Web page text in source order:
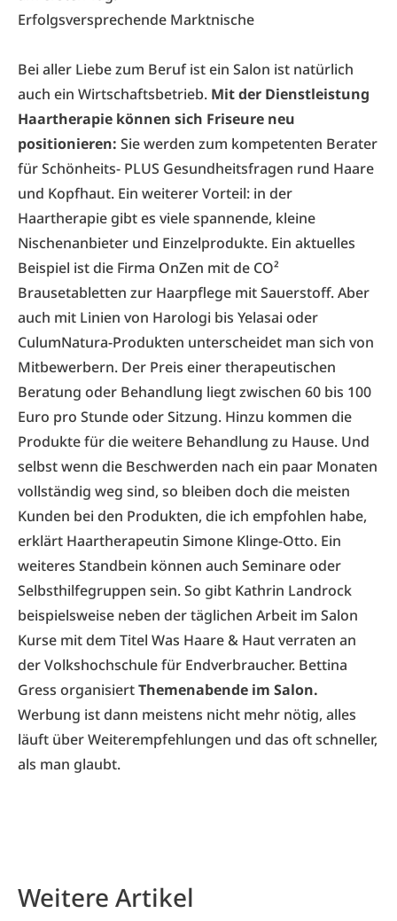
Erfolgsversprechende Marktnische
Bei aller Liebe zum Beruf ist ein Salon ist natürlich
auch ein Wirtschaftsbetrieb. Mit der Dienstleistung
Haartherapie können sich Friseure neu
positionieren: Sie werden zum kompetenten Berater
für Schönheits- PLUS Gesundheitsfragen rund Haare
und Kopfhaut. Ein weiterer Vorteil: in der
Haartherapie gibt es viele spannende, kleine
Nischenanbieter und Einzelprodukte. Ein aktuelles
Beispiel ist die Firma OnZen mit de CO²
Brausetabletten zur Haarpflege mit Sauerstoff. Aber
auch mit Linien von Harologi bis Yelasai oder
CulumNatura-Produkten unterscheidet man sich von
Mitbewerbern. Der Preis einer therapeutischen
Beratung oder Behandlung liegt zwischen 60 bis 100
Euro pro Stunde oder Sitzung. Hinzu kommen die
Produkte für die weitere Behandlung zu Hause. Und
selbst wenn die Beschwerden nach ein paar Monaten
vollständig weg sind, so bleiben doch die meisten
Kunden bei den Produkten, die ich empfohlen habe,
erklärt Haartherapeutin Simone Klinge-Otto. Ein
weiteres Standbein können auch Seminare oder
Selbsthilfegruppen sein. So gibt Kathrin Landrock
beispielsweise neben der täglichen Arbeit im Salon
Kurse mit dem Titel Was Haare & Haut verraten an
der Volkshochschule für Endverbraucher. Bettina
Gress organisiertThemenabende im Salon.
Werbung ist dann meistens nicht mehr nötig, alles
läuft über Weiterempfehlungen und das oft schneller,
als man glaubt.
Weitere Artikel